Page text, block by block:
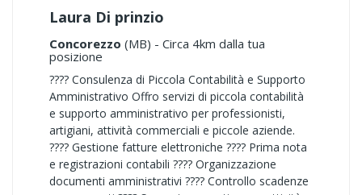
Laura Di prinzio
Concorezzo (MB) - Circa 4km dalla tua
posizione
???? Consulenza di Piccola Contabilità e Supporto
Amministrativo Offro servizi di piccola contabilità
e supporto amministrativo per professionisti,
artigiani, attività commerciali e piccole aziende.
???? Gestione fatture elettroniche ???? Prima nota
e registrazioni contabili ???? Organizzazione
documenti amministrativi ???? Controllo scadenze